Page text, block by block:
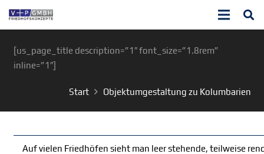
[us_page_title description=”1″ font_size=”1.8rem”
inline=”1″]
Start Objektumgestaltung zu Kolumbarien
Auf vielen Friedhöfen sieht man leer stehende, teilweise